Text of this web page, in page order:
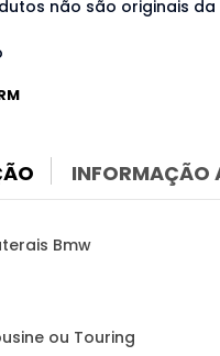
não são originais
INFORMAÇÃO
Bmw
ou Touring